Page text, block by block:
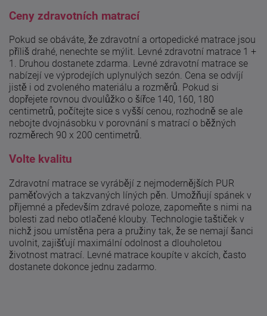
Ceny zdravotních matrací
Pokud se obáváte, že zdravotní a ortopedické matrace jsou
příliš drahé, nenechte se mýlit. Levné zdravotní matrace 1 +
1. Druhou dostanete zdarma. Levné zdravotní matrace se
nabízejí ve výprodejích uplynulých sezón. Cena se odvíjí
jistě i od zvoleného materiálu a rozměrů. Pokud si
dopřejete rovnou dvoulůžko o šířce 140, 160, 180
centimetrů, počítejte sice s vyšší cenou, rozhodně se ale
nebojte dvojnásobku v porovnání s matrací o běžných
rozměrech 90 x 200 centimetrů.
Volte kvalitu
Zdravotní matrace se vyrábějí z nejmodernějších PUR
paměťových a takzvaných líných pěn. Umožňují spánek v
příjemné a především zdravé poloze, zapomeňte s nimi na
bolesti zad nebo otlačené klouby. Technologie taštiček v
nichž jsou umístěna pera a pružiny tak, že se nemají šanci
uvolnit, zajišťují maximální odolnost a dlouholetou
životnost matrací. Levné matrace koupíte v akcích, často
dostanete dokonce jednu zadarmo.